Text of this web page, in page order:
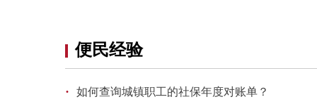
便民经验
· 如何查询城镇职工的社保年度对账单？